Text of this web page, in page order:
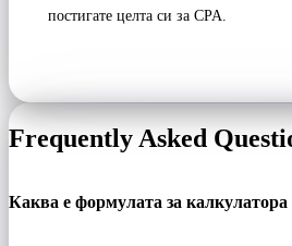
постигате целта си за CPA.
Frequently Asked
Каква е формулата за